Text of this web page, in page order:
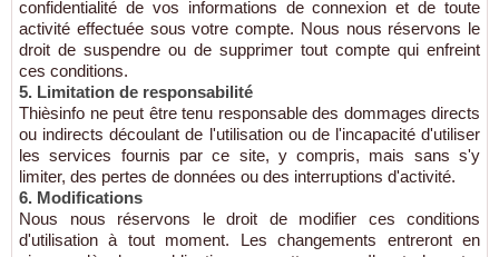
confidentialité de vos informations de connexion et de toute
activité effectuée sous votre compte. Nous nous réservons le
droit de suspendre ou de supprimer tout compte qui enfreint
ces conditions.
5. Limitation de responsabilité
Thièsinfo ne peut être tenu responsable des dommages directs
ou indirects découlant de l'utilisation ou de l'incapacité d'utiliser
les services fournis par ce site, y compris, mais sans s'y
limiter, des pertes de données ou des interruptions d'activité.
6. Modifications
Nous nous réservons le droit de modifier ces conditions
d'utilisation à tout moment. Les changements entreront en